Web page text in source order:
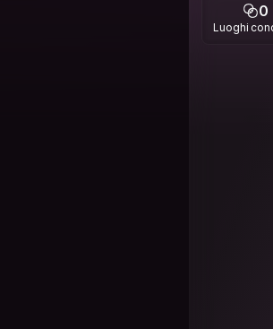
0
Luoghi